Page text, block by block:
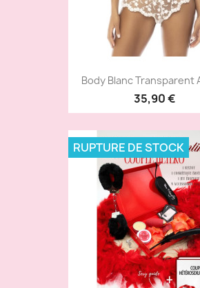
Body Blanc Transparent
35,90 €
RUPTURE DE STOCK